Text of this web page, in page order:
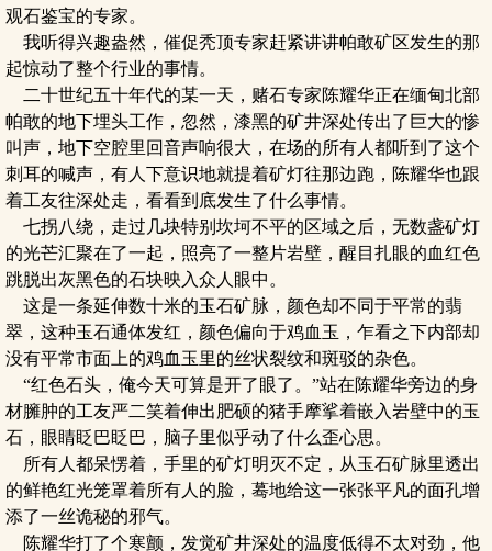
观石鉴宝的专家。
我听得兴趣盎然，催促秃顶专家赶紧讲讲帕敢矿区发生的那
起惊动了整个行业的事情。
二十世纪五十年代的某一天，赌石专家陈耀华正在缅甸北部
帕敢的地下埋头工作，忽然，漆黑的矿井深处传出了巨大的惨
叫声，地下空腔里回音声响很大，在场的所有人都听到了这个
刺耳的喊声，有人下意识地就提着矿灯往那边跑，陈耀华也跟
着工友往深处走，看看到底发生了什么事情。
七拐八绕，走过几块特别坎坷不平的区域之后，无数盏矿灯
的光芒汇聚在了一起，照亮了一整片岩壁，醒目扎眼的血红色
跳脱出灰黑色的石块映入众人眼中。
这是一条延伸数十米的玉石矿脉，颜色却不同于平常的翡
翠，这种玉石通体发红，颜色偏向于鸡血玉，乍看之下内部却
没有平常市面上的鸡血玉里的丝状裂纹和斑驳的杂色。
“红色石头，俺今天可算是开了眼了。”站在陈耀华旁边的身
材臃肿的工友严二笑着伸出肥硕的猪手摩挲着嵌入岩壁中的玉
石，眼睛眨巴眨巴，脑子里似乎动了什么歪心思。
所有人都呆愣着，手里的矿灯明灭不定，从玉石矿脉里透出
的鲜艳红光笼罩着所有人的脸，蓦地给这一张张平凡的面孔增
添了一丝诡秘的邪气。
陈耀华打了个寒颤，发觉矿井深处的温度低得不太对劲，他